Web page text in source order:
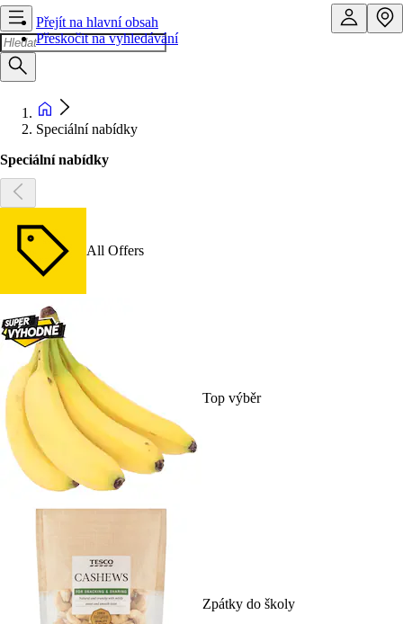
Přejít na hlavní obsah
Přeskočit na vyhledávání
Speciální nabídky
Speciální nabídky
All Offers
Top výběr
Zpátky do školy